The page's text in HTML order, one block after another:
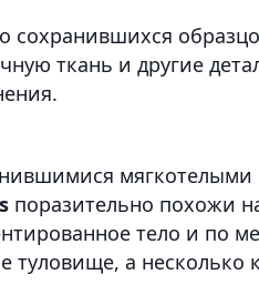
ткань и другие
поразительно похожи
тело и по
туловище, а несколько